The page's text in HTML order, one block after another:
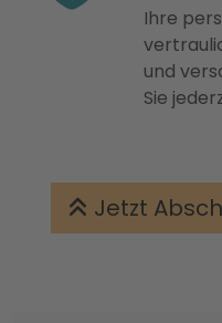
Ihre
und
Sie
Jetzt